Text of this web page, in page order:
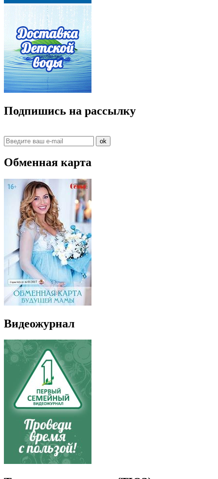
Подпишись на рассылку
ok
Обменная карта
Видеожурнал